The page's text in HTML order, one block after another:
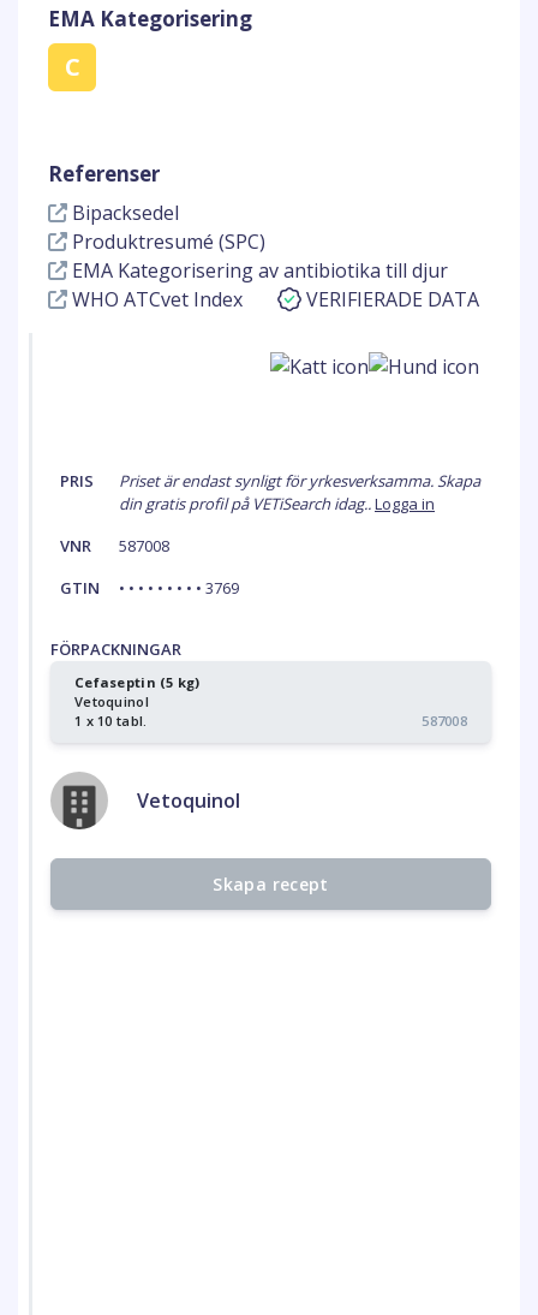
EMA Kategorisering
C
Referenser
Bipacksedel
Produktresumé (SPC)
EMA Kategorisering av antibiotika till djur
WHO ATCvet Index
VERIFIERADE DATA
PRIS
Priset är endast synligt för yrkesverksamma. Skapa
din gratis profil på VETiSearch idag..Logga in
VNR
587008
GTIN
• • • • • • • • • 3769
FÖRPACKNINGAR
Cefaseptin (5 kg)
Vetoquinol
1 x 10 tabl.
587008
Vetoquinol
Skapa recept